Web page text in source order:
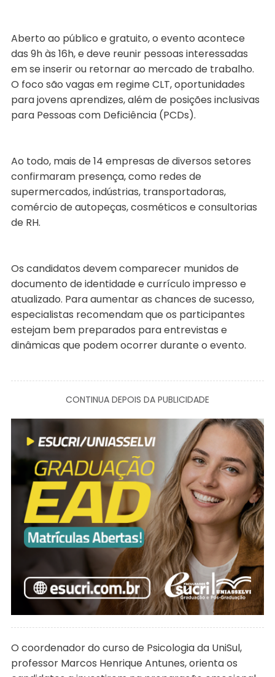
Aberto ao público e gratuito, o evento acontece
das 9h às 16h, e deve reunir pessoas interessadas
em se inserir ou retornar ao mercado de trabalho.
O foco são vagas em regime CLT, oportunidades
para jovens aprendizes, além de posições inclusivas
para Pessoas com Deficiência (PCDs).
Ao todo, mais de 14 empresas de diversos setores
confirmaram presença, como redes de
supermercados, indústrias, transportadoras,
comércio de autopeças, cosméticos e consultorias
de RH.
Os candidatos devem comparecer munidos de
documento de identidade e currículo impresso e
atualizado. Para aumentar as chances de sucesso,
especialistas recomendam que os participantes
estejam bem preparados para entrevistas e
dinâmicas que podem ocorrer durante o evento.
CONTINUA DEPOIS DA PUBLICIDADE
O coordenador do curso de Psicologia da UniSul,
professor Marcos Henrique Antunes, orienta os